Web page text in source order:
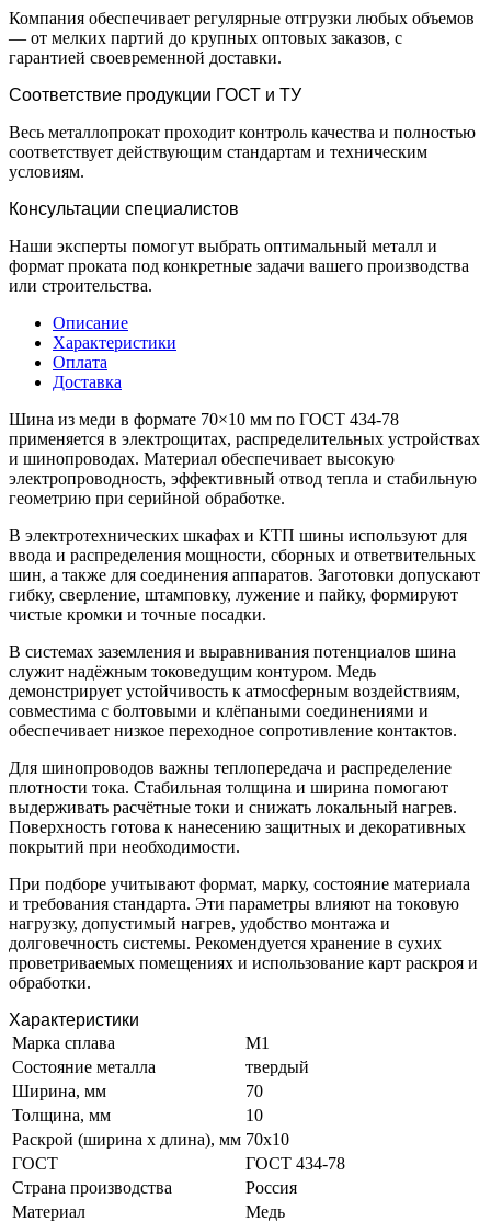
Компания обеспечивает регулярные отгрузки любых объемов
— от мелких партий до крупных оптовых заказов, с
гарантией своевременной доставки.
Соответствие продукции ГОСТ и ТУ
Весь металлопрокат проходит контроль качества и полностью
соответствует действующим стандартам и техническим
условиям.
Консультации специалистов
Наши эксперты помогут выбрать оптимальный металл и
формат проката под конкретные задачи вашего производства
или строительства.
Описание
Характеристики
Оплата
Доставка
Шина из меди в формате 70×10 мм по ГОСТ 434-78
применяется в электрощитах, распределительных устройствах
и шинопроводах. Материал обеспечивает высокую
электропроводность, эффективный отвод тепла и стабильную
геометрию при серийной обработке.
В электротехнических шкафах и КТП шины используют для
ввода и распределения мощности, сборных и ответвительных
шин, а также для соединения аппаратов. Заготовки допускают
гибку, сверление, штамповку, лужение и пайку, формируют
чистые кромки и точные посадки.
В системах заземления и выравнивания потенциалов шина
служит надёжным токоведущим контуром. Медь
демонстрирует устойчивость к атмосферным воздействиям,
совместима с болтовыми и клёпаными соединениями и
обеспечивает низкое переходное сопротивление контактов.
Для шинопроводов важны теплопередача и распределение
плотности тока. Стабильная толщина и ширина помогают
выдерживать расчётные токи и снижать локальный нагрев.
Поверхность готова к нанесению защитных и декоративных
покрытий при необходимости.
При подборе учитывают формат, марку, состояние материала
и требования стандарта. Эти параметры влияют на токовую
нагрузку, допустимый нагрев, удобство монтажа и
долговечность системы. Рекомендуется хранение в сухих
проветриваемых помещениях и использование карт раскроя и
обработки.
Характеристики
Марка сплава
М1
Состояние металла
твердый
Ширина, мм
70
Толщина, мм
10
Раскрой (ширина х длина), мм 70х10
ГОСТ
ГОСТ 434-78
Страна производства
Россия
Материал
Медь